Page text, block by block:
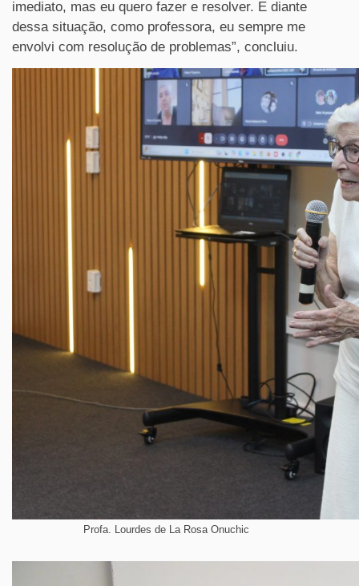
imediato, mas eu quero fazer e resolver. E diante
dessa situação, como professora, eu sempre me
envolvi com resolução de problemas”, concluiu.
Profa. Lourdes de La Rosa Onuchic